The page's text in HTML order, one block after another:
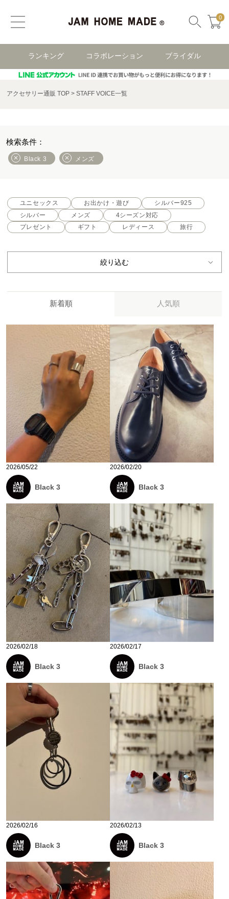
0
ランキング コラボレーション ブライダル
アクセサリー通販 TOP STAFF VOICE一覧
Black 3 メンズ
ユニセックス お出かけ・遊び
シルバー925
シルバー
メンズ
4シーズン対応
プレゼント
ギフト レディース 旅行
絞り込む
新着順 人気順
2026/05/22
Black 3
2026/02/20
Black 3
2026/02/18
Black 3
2026/02/17
Black 3
2026/02/16
Black 3
2026/02/13
Black 3